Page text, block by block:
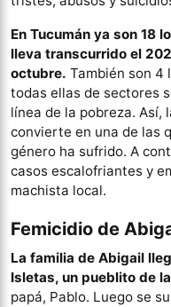
En Tucumán ya son 18
lleva transcurrido el
octubre. También son 4
todas ellas de sectores
línea de la pobreza. Así,
convierte en una de las
género ha sufrido. A
casos escalofriantes y
machista local.
Femicidio de
La familia de Abigail
Isletas, un pueblito de
papá, Pablo. Luego se